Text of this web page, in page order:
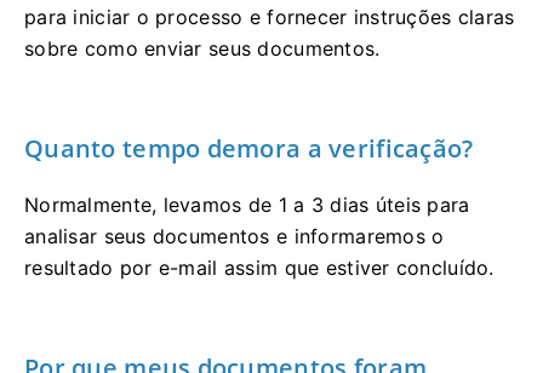
para iniciar o processo e fornecer instruções claras
sobre como enviar seus documentos.
Quanto tempo demora a verificação?
Normalmente, levamos de 1 a 3 dias úteis para
analisar seus documentos e informaremos o
resultado por e-mail assim que estiver concluído.